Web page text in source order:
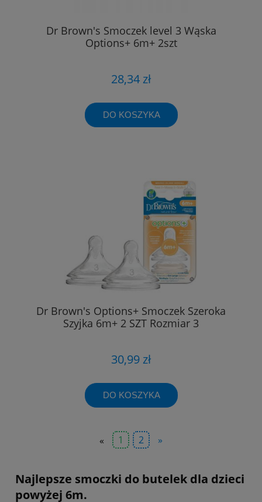
Dr Brown's Smoczek level 3 Wąska
Options+ 6m+ 2szt
28,34 zł
DO KOSZYKA
Dr Brown's Options+ Smoczek Szeroka
Szyjka 6m+ 2 SZT Rozmiar 3
30,99 zł
DO KOSZYKA
« 1 2 »
Najlepsze smoczki do butelek dla dzieci
powyżej 6m.